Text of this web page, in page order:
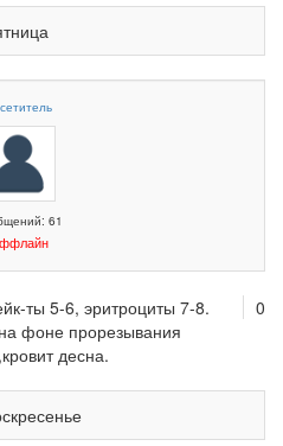
61
0
ты 5-6, эритроциты 7-8.
фоне прорезывания
десна.